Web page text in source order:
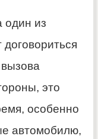
один из
это
особенно
автомобилю,